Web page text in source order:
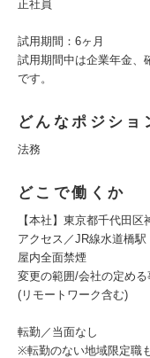
正社員
試用期間：6ヶ月
試用期間中は企業年金、
です。
どんなポジショ
法務
どこで働くか
【本社】東京都千代田区
アクセス／JR線水道橋駅
屋内全面禁煙
変更の範囲/会社の定める
(リモートワーク含む)
転勤／当面なし
※転勤のない地域限定職